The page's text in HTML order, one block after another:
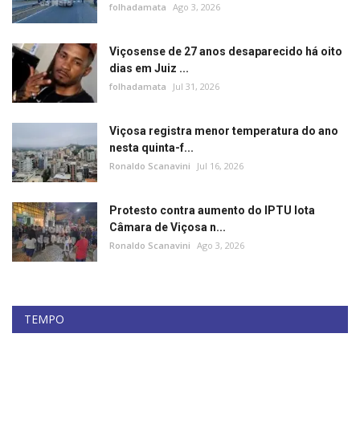
folhadamata Ago 3, 2026
Viçosense de 27 anos desaparecido há oito
dias em Juiz ...
folhadamata Jul 31, 2026
Viçosa registra menor temperatura do ano
nesta quinta-f...
Ronaldo Scanavini Jul 16, 2026
Protesto contra aumento do IPTU lota
Câmara de Viçosa n...
Ronaldo Scanavini Ago 3, 2026
TEMPO